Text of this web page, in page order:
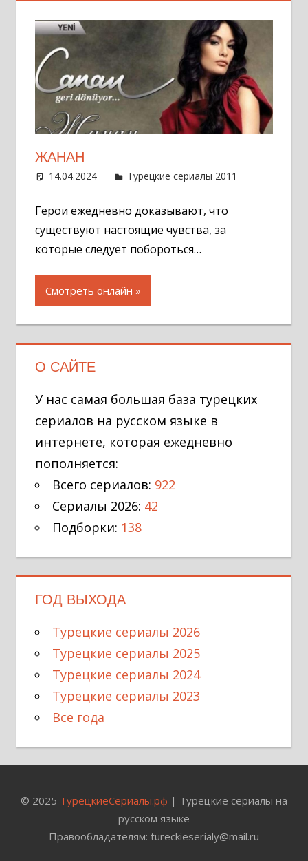
ЖАНАН
14.04.2024 Администратор
Турецкие сериалы 2011
Герои ежедневно доказывают, что
существуют настоящие чувства, за
которые следует побороться…
Смотреть онлайн
О САЙТЕ
У нас самая большая база турецких
сериалов на русском языке в
интернете, которая ежедневно
пополняется:
Всего сериалов: 922
Сериалы 2026: 42
Подборки: 138
ГОД ВЫХОДА
Турецкие сериалы 2026
Турецкие сериалы 2025
Турецкие сериалы 2024
Турецкие сериалы 2023
Все года
© 2025 ТурецкиеСериалы.рф | Турецкие сериалы на
русском языке
Правообладателям: tureckieserialy@mail.ru